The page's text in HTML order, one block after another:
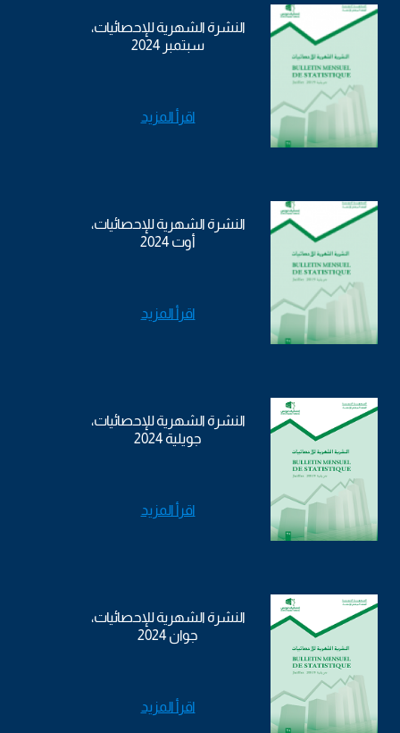
النشرة الشهرية للإحصائيات،
سبتمبر 2024
اقرأ المزيد
النشرة الشهرية للإحصائيات،
أوت 2024
اقرأ المزيد
النشرة الشهرية للإحصائيات،
جويلية 2024
اقرأ المزيد
النشرة الشهرية للإحصائيات،
جوان 2024
اقرأ المزيد